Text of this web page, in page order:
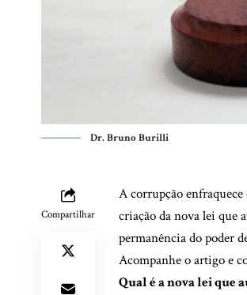
Dr. Bruno Burilli
Compartilhar
A corrupção
criação da nova lei que
permanência do poder
Acompanhe o artigo e
Qual é a nova lei que